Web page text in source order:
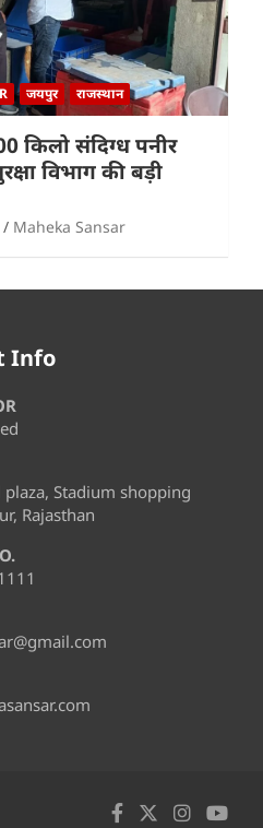
जयपुर राजस्थान
किलो संदिग्ध पनीर
विभाग की बड़ी
Maheka Sansar
Info
plaza, Stadium shopping
Rajasthan